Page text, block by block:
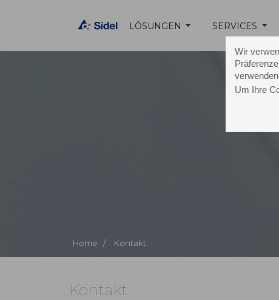
Wir
Um Ihre
LÖSUNGEN SERVICES
Home / Kontakt
Kontakt